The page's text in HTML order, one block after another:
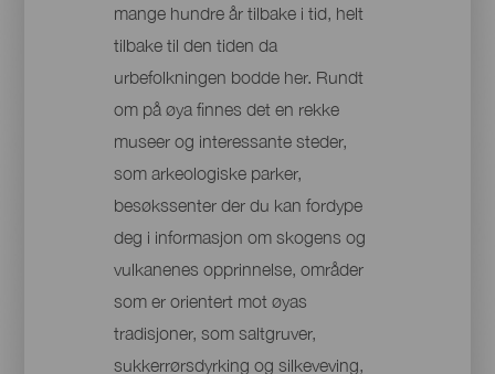
mange hundre år tilbake i tid, helt
tilbake til den tiden da
urbefolkningen bodde her. Rundt
om på øya finnes det en rekke
museer og interessante steder,
som arkeologiske parker,
besøkssenter der du kan fordype
deg i informasjon om skogens og
vulkanenes opprinnelse, områder
som er orientert mot øyas
tradisjoner, som saltgruver,
sukkerrørsdyrking og silkeveving,